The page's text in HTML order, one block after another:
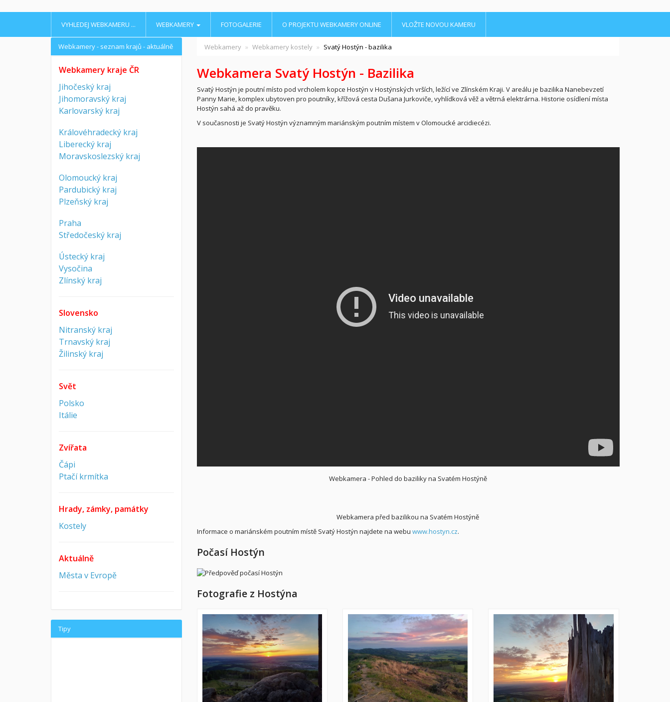
VYHLEDEJ WEBKAMERU ... WEBKAMERY FOTOGALERIE O PROJEKTU WEBKAMERY ONLINE VLOŽTE NOVOU KAMERU
Webkamery Webkamery kostely Svatý Hostýn - bazilika
Webkamera Svatý Hostýn - Bazilika
Svatý Hostýn je poutní místo pod vrcholem kopce Hostýn v Hostýnských vrších, ležící ve Zlínském Kraji. V areálu je bazilika Nanebevzetí
Panny Marie, komplex ubytoven pro poutníky, křížová cesta Dušana Jurkoviče, vyhlídková věž a větrná elektrárna. Historie osídlení místa
Hostýn sahá až do pravěku.
V současnosti je Svatý Hostýn významným mariánským poutním místem v Olomoucké arcidiecézi.
Webkamera - Pohled do baziliky na Svatém Hostýně
Webkamera před bazilikou na Svatém Hostýně
Informace o mariánském poutním místě Svatý Hostýn najdete na webu www.hostyn.cz.
Počasí Hostýn
Fotografie z Hostýna
Webkamery - seznam krajů - aktuálně
Webkamery kraje ČR
Jihočeský kraj
Jihomoravský kraj
Karlovarský kraj
Královéhradecký kraj
Liberecký kraj
Moravskoslezský kraj
Olomoucký kraj
Pardubický kraj
Plzeňský kraj
Praha
Středočeský kraj
Ústecký kraj
Vysočina
Zlínský kraj
Slovensko
Nitranský kraj
Trnavský kraj
Žilinský kraj
Svět
Polsko
Itálie
Zvířata
Čápi
Ptačí krmítka
Hrady, zámky, památky
Kostely
Aktuálně
Města v Evropě
Tipy